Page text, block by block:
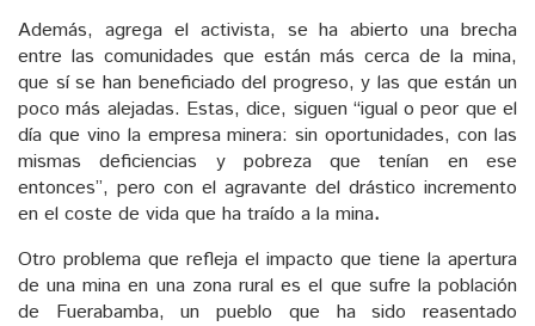
Además, agrega el activista, se ha abierto una brecha
entre las comunidades que están más cerca de la mina,
que sí se han beneficiado del progreso, y las que están un
poco más alejadas. Estas, dice, siguen “igual o peor que el
día que vino la empresa minera: sin oportunidades, con las
mismas deficiencias y pobreza que tenían en ese
entonces”, pero con el agravante del drástico incremento
en el coste de vida que ha traído a la mina.
Otro problema que refleja el impacto que tiene la apertura
de una mina en una zona rural es el que sufre la población
de Fuerabamba, un pueblo que ha sido reasentado